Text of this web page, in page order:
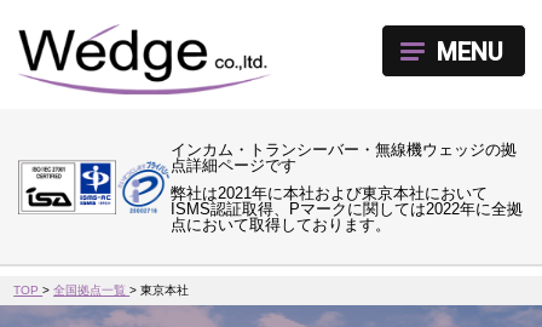
インカム・トランシーバー・無線機ウェッジの拠
点詳細ページです
弊社は2021年に本社および東京本社において
ISMS認証取得、Pマークに関しては2022年に全拠
点において取得しております。
MENU
TOP>全国拠点一覧>東京本社